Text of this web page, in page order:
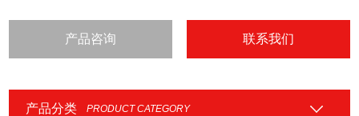
产品咨询 联系我们
产品分类 PRODUCT CATEGORY